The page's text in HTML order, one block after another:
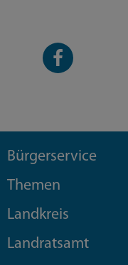
Facebook-
Seite
Bürgerservice
Themen
Landkreis
Landratsamt